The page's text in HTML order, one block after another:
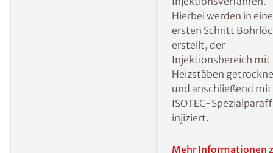
Bei aufsteigender
Feuchtigkeit
Feuchtigkeit“) muss
hingegen eine
Horizontalsperre
errichtet werden, um
sicherzustellen, dass
unten in die